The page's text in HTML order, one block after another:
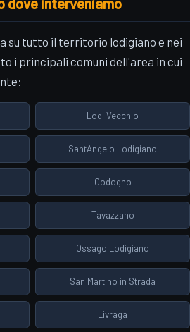
su tutto il territorio lodigiano e nei
i principali comuni dell'area in cui
Lodi Vecchio
Sant'Angelo Lodigiano
Codogno
Tavazzano
Ossago Lodigiano
San Martino in Strada
Livraga